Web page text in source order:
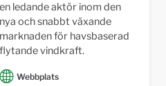
en ledande aktör inom den
nya och snabbt växande
marknaden för havsbaserad
flytande vindkraft.
Webbplats